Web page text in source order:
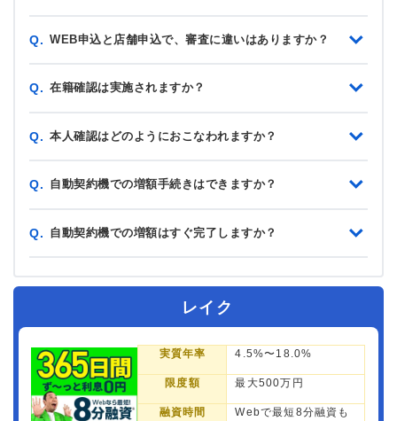
Q. WEB申込と店舗申込で、審査に違いはありますか？
Q. 在籍確認は実施されますか？
Q. 本人確認はどのようにおこなわれますか？
Q. 自動契約機での増額手続きはできますか？
Q. 自動契約機での増額はすぐ完了しますか？
レイク
実質年率 4.5%〜18.0%
限度額 最大500万円
融資時間
Webで最短8分融資も